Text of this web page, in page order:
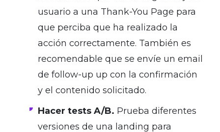
usuario a una Thank-You Page para
que perciba que ha realizado la
acción correctamente. También es
recomendable que se envíe un email
de follow-up up con la confirmación
y el contenido solicitado.
Hacer tests A/B. Prueba diferentes
versiones de una landing para